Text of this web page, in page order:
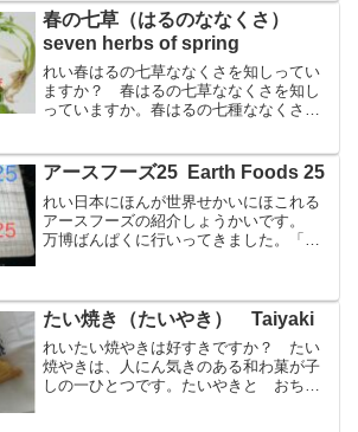
グルメでした。「冷凍れいとうグルメ」
は、冷凍れいとう食品し...
春の七草（はるのななくさ）
seven herbs of spring
れい春はるの七草ななくさを知しってい
ますか？ 春はるの七草ななくさを知し
っていますか。春はるの七種ななくさと
じんじつの節せっ句く」の朝あさに、７
種類ななしゅるいの野や菜さ...
アースフーズ25 Earth Foods 25
れい日本にほんが世界せかいにほこれる
アースフーズの紹介しょうかいです。
万博ばんぱくに行いってきました。「ア
べ物もののリストを「アー...
たい焼き（たいやき） Taiyaki
れいたい焼やきは好すきですか？ たい
焼やきは、人にん気きのある和わ菓が子
しの一ひとつです。たいやきと おち